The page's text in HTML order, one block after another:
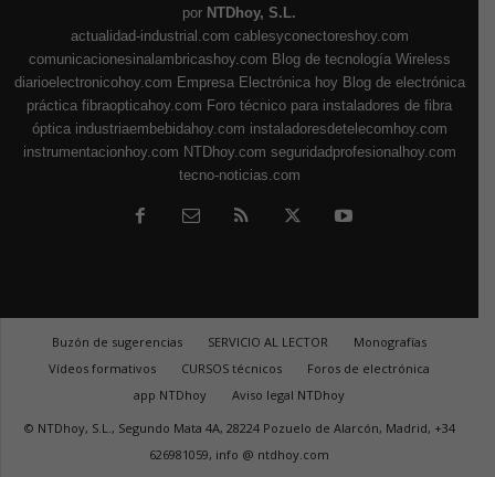
por NTDhoy, S.L.
actualidad-industrial.com cablesyconectoreshoy.com
comunicacionesinalambricashoy.com Blog de tecnología Wireless
diarioelectronicohoy.com Empresa Electrónica hoy Blog de electrónica
práctica fibraopticahoy.com Foro técnico para instaladores de fibra
óptica industriaembebidahoy.com instaladoresdetelecomhoy.com
instrumentacionhoy.com NTDhoy.com seguridadprofesionalhoy.com
tecno-noticias.com
Buzón de sugerencias SERVICIO AL LECTOR
Monografías
Vídeos formativos
CURSOS técnicos
Foros de electrónica
app NTDhoy
Aviso legal NTDhoy
© NTDhoy, S.L., Segundo Mata 4A, 28224 Pozuelo de Alarcón, Madrid, +34
626981059, info @ ntdhoy.com